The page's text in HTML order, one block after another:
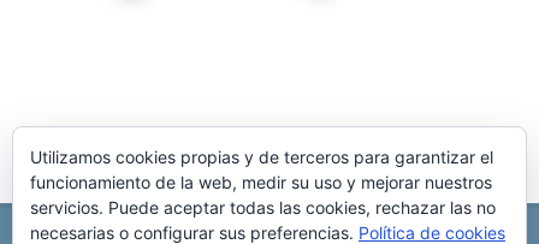
Utilizamos cookies propias y de terceros para garantizar el
funcionamiento de la web, medir su uso y mejorar nuestros
servicios. Puede aceptar todas las cookies, rechazar las no
necesarias o configurar sus preferencias. Política de cookies